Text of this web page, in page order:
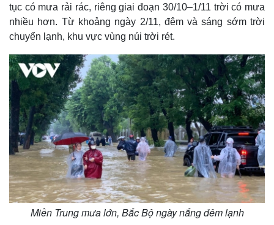
tục có mưa rải rác, riêng giai đoạn 30/10–1/11 trời có mưa
nhiều hơn. Từ khoảng ngày 2/11, đêm và sáng sớm trời
chuyển lạnh, khu vực vùng núi trời rét.
Miền Trung mưa lớn, Bắc Bộ ngày nắng đêm lạnh